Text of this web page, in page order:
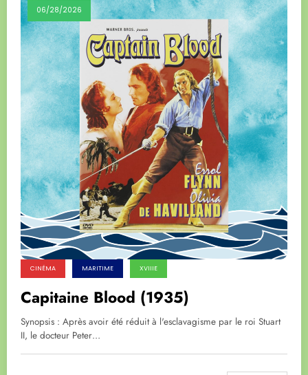
06/28/2026
CINÉMA MARITIME XVIIIE
Capitaine Blood (1935)
Synopsis : Après avoir été réduit à l'esclavagisme par le roi Stuart
II, le docteur Peter…